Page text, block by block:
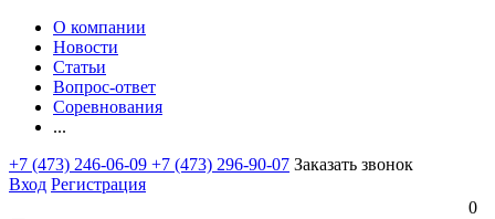
О компании
Новости
Статьи
Вопрос-ответ
Соревнования
...
+7 (473) 246-06-09 +7 (473) 296-90-07 Заказать звонок
Вход Регистрация
0